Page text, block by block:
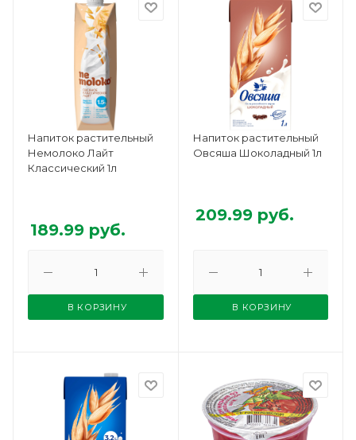
Напиток растительный
Немолоко Лайт
Классический 1л
189.99 руб.
В КОРЗИНУ
Напиток растительный
Овсяша Шоколадный 1л
209.99руб.
В КОРЗИНУ